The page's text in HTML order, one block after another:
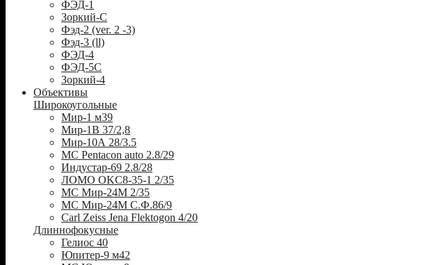
ФЭД-1
Зоркий-С
Фэд-2 (ver. 2 -3)
Фэд-3 (ll)
ФЭД-4
ФЭД-5С
Зоркий-4
Объективы
Широкоугольные
Мир-1 м39
Мир-1В 37/2,8
Мир-10А 28/3.5
MC Pentacon auto 2.8/29
Индустар-69 2.8/28
ЛОМО OKC8-35-1 2/35
МС Мир-24М 2/35
МС Мир-24М С.Ф.86/9
Carl Zeiss Jena Flektogon 4/20
Длиннофокусные
Гелиос 40
Юпитер-9 м42